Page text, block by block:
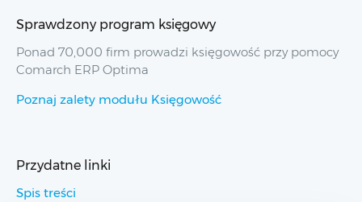
Sprawdzony program księgowy
Ponad 70,000 firm prowadzi księgowość przy pomocy
Comarch ERP Optima
Poznaj zalety modułu Księgowość
Przydatne linki
Spis treści